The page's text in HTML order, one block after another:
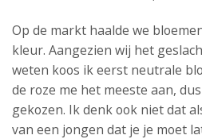
Op de markt haalde we
kleur. Aangezien wij het
weten koos ik eerst neutrale
de roze me het meeste aan,
gekozen. Ik denk ook niet dat
van een jongen dat je je moet